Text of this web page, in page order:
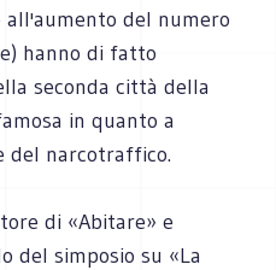
del numero
hanno di fatto
seconda città della
in quanto a
del narcotraffico.
di «Abitare» e
del simposio su «La